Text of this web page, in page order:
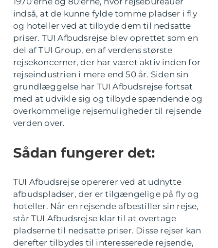
indså, at de kunne fylde tomme pladser i fly
og hoteller ved at tilbyde dem til nedsatte
priser. TUI Afbudsrejse blev oprettet som en
del af TUI Group, en af verdens største
rejsekoncerner, der har været aktiv inden for
rejseindustrien i mere end 50 år. Siden sin
grundlæggelse har TUI Afbudsrejse fortsat
med at udvikle sig og tilbyde spændende og
overkommelige rejsemuligheder til rejsende
verden over.
Sådan fungerer det:
TUI Afbudsrejse opererer ved at udnytte
afbudspladser, der er tilgængelige på fly og
hoteller. Når en rejsende afbestiller sin rejse,
står TUI Afbudsrejse klar til at overtage
pladserne til nedsatte priser. Disse rejser kan
derefter tilbydes til interesserede rejsende,